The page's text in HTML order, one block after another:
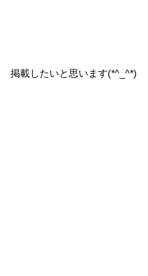
掲載したいと思います(*^_^*)